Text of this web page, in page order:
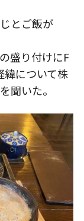
とご飯が
盛り付けにF
緯について株
聞いた。